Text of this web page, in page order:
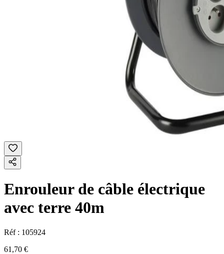
Enrouleur de câble électrique
avec terre 40m
Réf : 105924
61,70 €